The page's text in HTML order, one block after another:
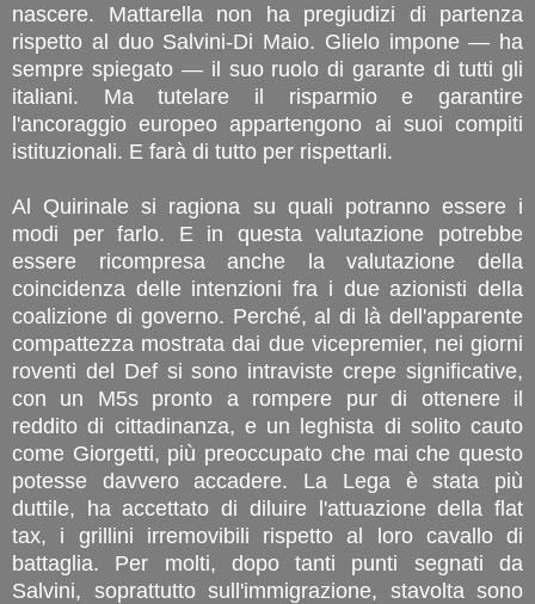
nascere. Mattarella non ha pregiudizi di partenza
rispetto al duo Salvini-Di Maio. Glielo impone — ha
sempre spiegato — il suo ruolo di garante di tutti gli
italiani. Ma tutelare il risparmio e garantire
l'ancoraggio europeo appartengono ai suoi compiti
istituzionali. E farà di tutto per rispettarli.
Al Quirinale si ragiona su quali potranno essere i
modi per farlo. E in questa valutazione potrebbe
essere ricompresa anche la valutazione della
coincidenza delle intenzioni fra i due azionisti della
coalizione di governo. Perché, al di là dell'apparente
compattezza mostrata dai due vicepremier, nei giorni
roventi del Def si sono intraviste crepe significative,
con un M5s pronto a rompere pur di ottenere il
reddito di cittadinanza, e un leghista di solito cauto
come Giorgetti, più preoccupato che mai che questo
potesse davvero accadere. La Lega è stata più
duttile, ha accettato di diluire l'attuazione della flat
tax, i grillini irremovibili rispetto al loro cavallo di
battaglia. Per molti, dopo tanti punti segnati da
Salvini, soprattutto sull'immigrazione, stavolta sono